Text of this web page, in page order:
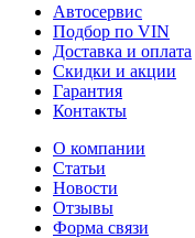
Автосервис
Подбор по VIN
Доставка и оплата
Скидки и акции
Гарантия
Контакты
О компании
Статьи
Новости
Отзывы
Форма связи